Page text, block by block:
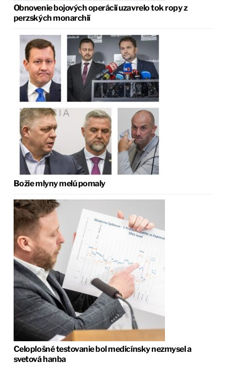
Obnovenie bojových operácií uzavrelo tok ropy z
perzských monarchií
Božie mlyny melú pomaly
Celoplošné testovanie bol medicínsky nezmysel a
svetová hanba